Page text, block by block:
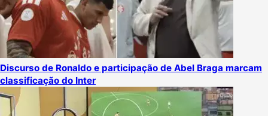
Discurso de Ronaldo e participação de Abel Braga marcam
classificação do Inter